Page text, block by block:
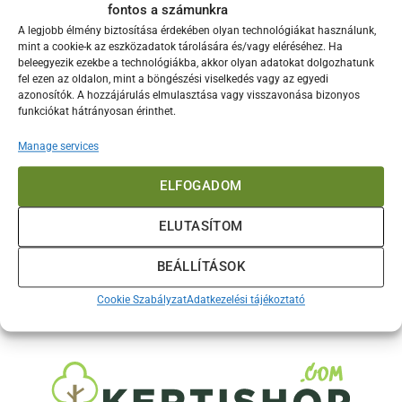
fontos a számunkra
A legjobb élmény biztosítása érdekében olyan technológiákat használunk,
mint a cookie-k az eszközadatok tárolására és/vagy eléréséhez. Ha
beleegyezik ezekbe a technológiákba, akkor olyan adatokat dolgozhatunk
fel ezen az oldalon, mint a böngészési viselkedés vagy az egyedi
azonosítók. A hozzájárulás elmulasztása vagy visszavonása bizonyos
funkciókat hátrányosan érinthet.
Manage services
ELFOGADOM
ELUTASÍTOM
BEÁLLÍTÁSOK
Cookie SzabályzatAdatkezelési tájékoztató
akiknek a pizzatészta és a kenyér
TERMÉKEK
MÁRKÁK